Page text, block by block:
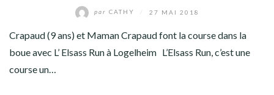
par CATHY 27 MAI 2018
Crapaud (9 ans) et Maman Crapaud font la course dans la
boue avec L’ Elsass Run à Logelheim L’Elsass Run, c’est une
course un…